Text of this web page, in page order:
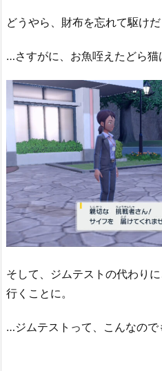
どうやら、財布を忘れて駆けだ
…さすがに、お魚咥えたどら猫
そして、ジムテストの代わり
行くことに。
…ジムテストって、こんなので